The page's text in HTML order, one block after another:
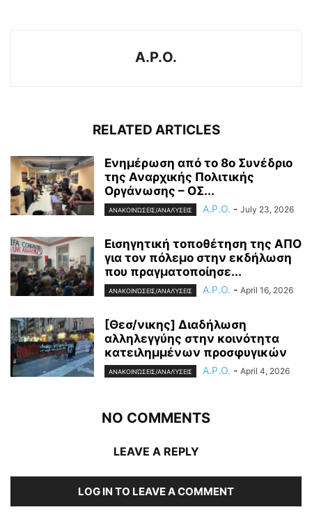
A.P.O.
RELATED ARTICLES
Ενημέρωση από το 8ο Συνέδριο
της Αναρχικής Πολιτικής
Οργάνωσης – ΟΣ...
ΑΝΑΚΟΙΝΏΣΕΙΣ/ΑΝΑΛΎΣΕΙΣ A.P.O. - July 23, 2026
Εισηγητική τοποθέτηση της ΑΠΟ
για τον πόλεμο στην εκδήλωση
που πραγματοποίησε...
ΑΝΑΚΟΙΝΏΣΕΙΣ/ΑΝΑΛΎΣΕΙΣ A.P.O. - April 16, 2026
[Θεσ/νικης] Διαδήλωση
αλληλεγγύης στην κοινότητα
κατειλημμένων προσφυγικών
ΑΝΑΚΟΙΝΏΣΕΙΣ/ΑΝΑΛΎΣΕΙΣ A.P.O. - April 4, 2026
NO COMMENTS
LEAVE A REPLY
LOG IN TO LEAVE A COMMENT